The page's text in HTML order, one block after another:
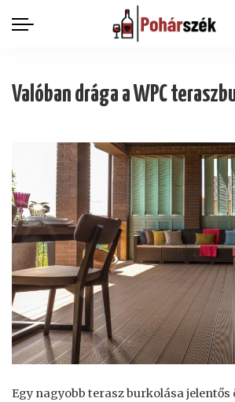
Valóban drága a WPC
Egy nagyobb terasz burkolása jelentős